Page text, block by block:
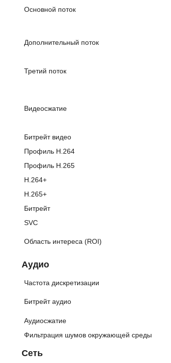
Основной поток
Дополнительный поток
Третий поток
Видеосжатие
Битрейт видео
Профиль H.264
Профиль H.265
H.264+
H.265+
Битрейт
SVC
Область интереса (ROI)
Аудио
Частота дискретизации
Битрейт аудио
Аудиосжатие
Фильтрация шумов окружающей среды
Сеть